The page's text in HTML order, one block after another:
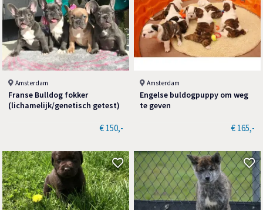
Amsterdam
Franse Bulldog fokker
(lichamelijk/genetisch getest)
€ 150,-
Amsterdam
Engelse buldogpuppy om weg
te geven
€ 165,-